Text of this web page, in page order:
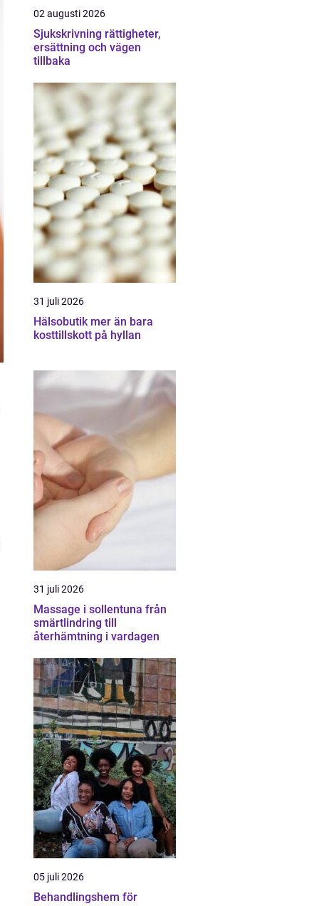
02 augusti 2026
Sjukskrivning rättigheter,
ersättning och vägen
tillbaka
31 juli 2026
Hälsobutik mer än bara
kosttillskott på hyllan
31 juli 2026
Massage i sollentuna från
smärtlindring till
återhämtning i vardagen
05 juli 2026
Behandlingshem för